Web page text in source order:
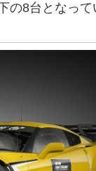
8台となって